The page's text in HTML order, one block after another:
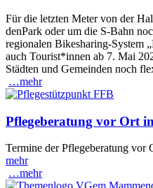
Für die letzten Meter von der
denPark oder um die S-Bahn
regionalen Bikesharing-System
auch Tourist*innen ab 7. Mai
Städten und Gemeinden noch
…mehr
Pflegeberatung vor Ort
Termine der Pflegeberatung vor
mehr
…mehr